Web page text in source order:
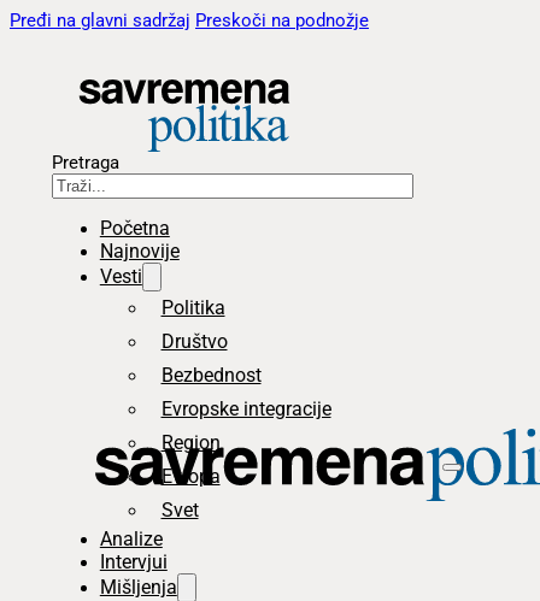
Pređi na glavni sadržaj Preskoči na podnožje
Pretraga
Početna
Najnovije
Vesti
Politika
Društvo
Bezbednost
Evropske integracije
Region
Evropa
Svet
Analize
Intervjui
Mišljenja